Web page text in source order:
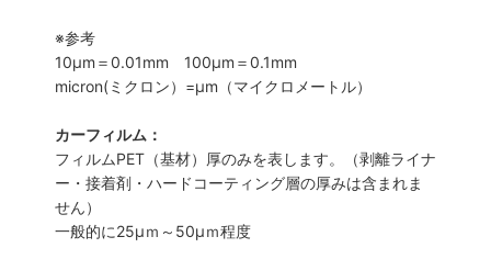
※参考
10μm＝0.01mm 100μm＝0.1mm
micron(ミクロン）=µm（マイクロメートル）
カーフィルム：
フィルムPET（基材）厚のみを表します。（剥離ライナ
ー・接着剤・ハードコーティング層の厚みは含まれま
せん）
一般的に25µｍ～50µｍ程度